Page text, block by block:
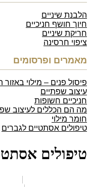
הלבנת שיניים
חיוך חושף חניכיים
חריקת שיניים
ציפוי חרסינה
מאמרים ופרסומים
פיסול פנים – מילוי באזור
עיצוב שפתיים
חניכיים חשופות
מה הם הכללים לעיצוב
חומר מילוי
טיפולים אסתטיים לגברים
טיפולים